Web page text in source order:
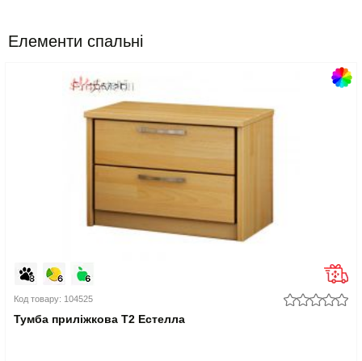
Елементи спальні
Код товару: 104525
Тумба приліжкова Т2 Естелла